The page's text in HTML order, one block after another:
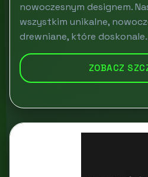
nowoczesnym designem.
wszystkim unikalne,
drewniane, które
ZOBACZ